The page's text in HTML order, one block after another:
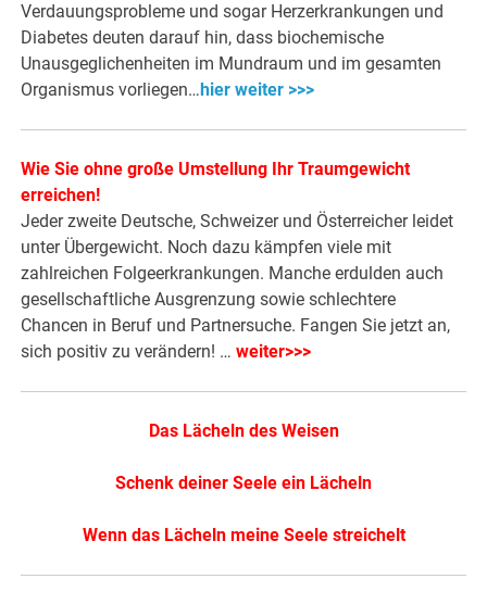
Verdauungsprobleme und sogar Herzerkrankungen und
Diabetes deuten darauf hin, dass biochemische
Unausgeglichenheiten im Mundraum und im gesamten
Organismus vorliegen… hier weiter >>>
Wie Sie ohne große Umstellung Ihr Traumgewicht
erreichen!
Jeder zweite Deutsche, Schweizer und Österreicher leidet
unter Übergewicht. Noch dazu kämpfen viele mit
zahlreichen Folgeerkrankungen. Manche erdulden auch
gesellschaftliche Ausgrenzung sowie schlechtere
Chancen in Beruf und Partnersuche. Fangen Sie jetzt an,
sich positiv zu verändern! …weiter>>>
Das Lächeln des Weisen
Schenk deiner Seele ein Lächeln
Wenn das Lächeln meine Seele streichelt